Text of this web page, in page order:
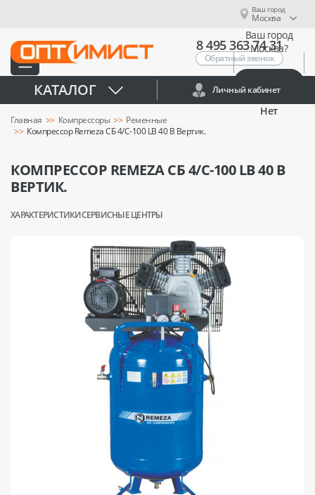
Ваш город
Москва
Ваш город
Москва?
Нет
8 495 363 74 31
Обратный звонок
КАТАЛОГ Личный кабинет
Главная Компрессоры
Ременные
Компрессор Remeza СБ 4/С-100 LB 40 В Вертик.
КОМПРЕССОР REMEZA СБ 4/С-100 LB 40 В
ВЕРТИК.
ХАРАКТЕРИСТИКИСЕРВИСНЫЕ ЦЕНТРЫ